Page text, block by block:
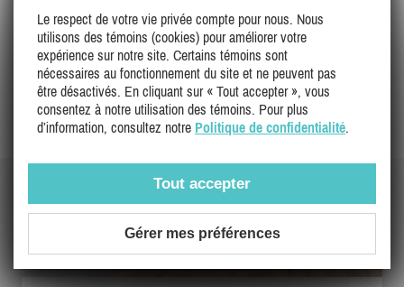
Le respect de votre vie privée compte pour nous. Nous
utilisons des témoins (cookies) pour améliorer votre
expérience sur notre site. Certains témoins sont
nécessaires au fonctionnement du site et ne peuvent pas
être désactivés. En cliquant sur « Tout accepter », vous
consentez à notre utilisation des témoins. Pour plus
d’information, consultez notre Politique de confidentialité.
Tout accepter
Gérer mes préférences